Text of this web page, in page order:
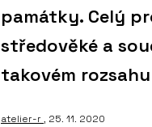
památky. Celý
středověké a
takovém
atelier-r , 25. 11. 2020